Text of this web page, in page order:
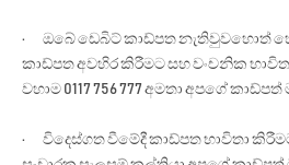
· ඔබේ ඩෙබිට් කාඩ්පත නැතිවුවහොත්
කාඩ්පත අවහිර කිරීමට සහ වංචනික
වහාම 0117 756 777 අමතා අපගේ
· විදෙස්ගත වීමේදී කාඩ්පත භාවිතා